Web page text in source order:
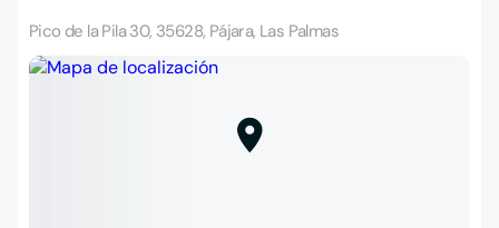
Pico de la Pila 30, 35628, Pájara, Las Palmas